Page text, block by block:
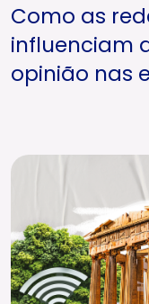
Como as
influenciam
opinião nas